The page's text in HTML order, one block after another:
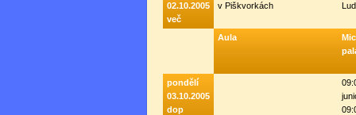
02.10.2005
več
v Piškvorkách
Aula
pondělí
03.10.2005
dop